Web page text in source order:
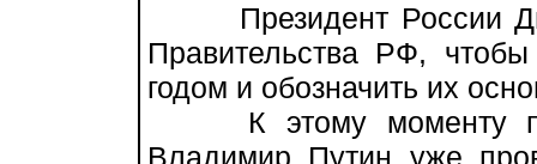
Президент России
Правительства РФ,
годом и обозначить их
К этому моменту
Владимир Путин уже